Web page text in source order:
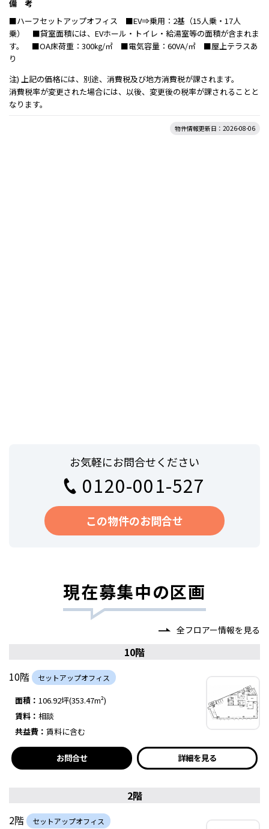
備 考
■ハーフセットアップオフィス ■EV⇒乗用：2基（15人乗・17人
乗） ■貸室面積には、EVホール・トイレ・給湯室等の面積が含まれま
す。 ■OA床荷重：300㎏/㎡ ■電気容量：60VA/㎡ ■屋上テラスあ
り
注) 上記の価格には、別途、消費税及び地方消費税が課されます。
消費税率が変更された場合には、以後、変更後の税率が課されることと
なります。
物件情報更新日：2026-08-06
お気軽にお問合せください
0120-001-527
この物件のお問合せ
現在募集中の区画
全フロアー情報を見る
10階
10階
セットアップオフィス
面積： 106.92坪(353.47m²)
賃料： 相談
共益費： 賃料に含む
お問合せ 詳細を見る
2階
2階
セットアップオフィス